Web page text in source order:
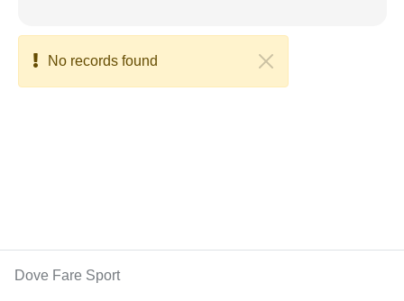
No records found
Dove Fare Sport